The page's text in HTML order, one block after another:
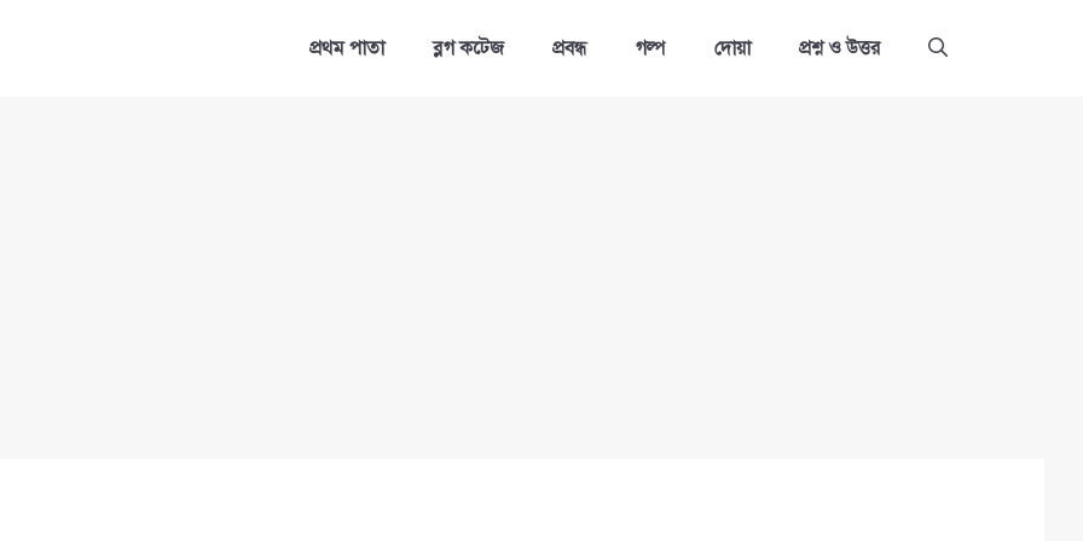
প্রথম পাতা ব্লগ কটেজ প্রবন্ধ গল্প দোয়া প্রশ্ন ও উত্তর